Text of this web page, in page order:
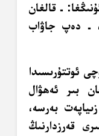
ـ قالغان
ـ دەپ جاۋاب
ئوتتۇرىسىدا
بىر ئەھۋال
بەرسە،
قەرزدارنىڭ